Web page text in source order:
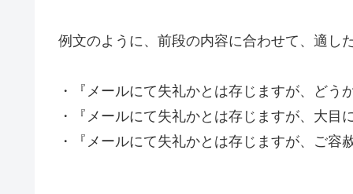
例文のように、前段の内容に合わせて、適し
・『メールにて失礼かとは存じますが、どう
・『メールにて失礼かとは存じますが、大目
・『メールにて失礼かとは存じますが、ご容